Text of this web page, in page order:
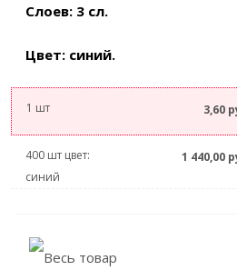
Слоев: 3 сл.
Цвет: синий.
1 шт 3,60
400 шт цвет:
синий
1 440,00